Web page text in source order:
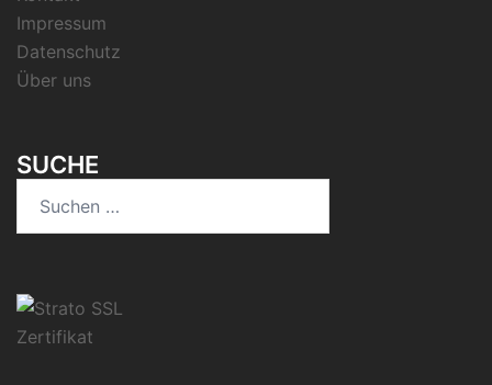
Impressum
Datenschutz
Über uns
SUCHE